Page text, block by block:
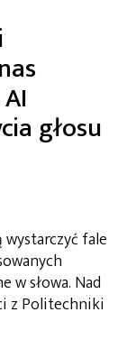
głosu
fale
w słowa. Nad
z Politechniki